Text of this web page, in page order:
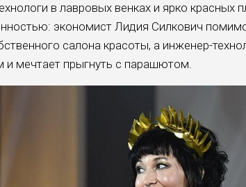
в лавровых венках и ярко красных
экономист Лидия Силкович
салона красоты, а инженер-
и мечтает прыгнуть с парашютом.